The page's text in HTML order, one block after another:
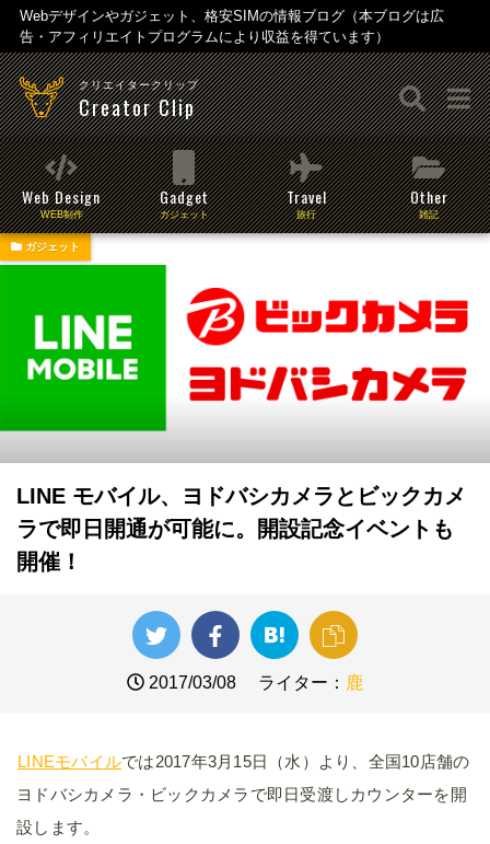
Webデザインやガジェット、格安SIMの情報ブログ（本ブログは広
告・アフィリエイトプログラムにより収益を得ています）
クリエイタークリップ
Creator Clip
Web Design
WEB制作
Gadget
ガジェット
Travel
旅行
Other
雑記
ガジェット
LINE モバイル、ヨドバシカメラとビックカメ
ラで即日開通が可能に。開設記念イベントも
開催！
2017/03/08 ライター： 鹿
LINEモバイルでは2017年3月15日（水）より、全国10店舗の
ヨドバシカメラ・ビックカメラで即日受渡しカウンターを開
設します。